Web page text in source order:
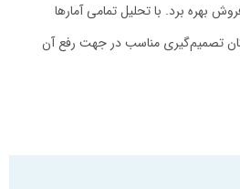
بهره برد. با تحلیل تمامی آمارها
تصمیم‌گیری مناسب در جهت رفع آن